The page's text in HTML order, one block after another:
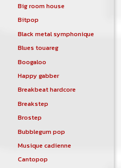
Big room house
Bitpop
Black metal symphonique
Blues touareg
Boogaloo
Happy gabber
Breakbeat hardcore
Breakstep
Brostep
Bubblegum pop
Musique cadienne
Cantopop